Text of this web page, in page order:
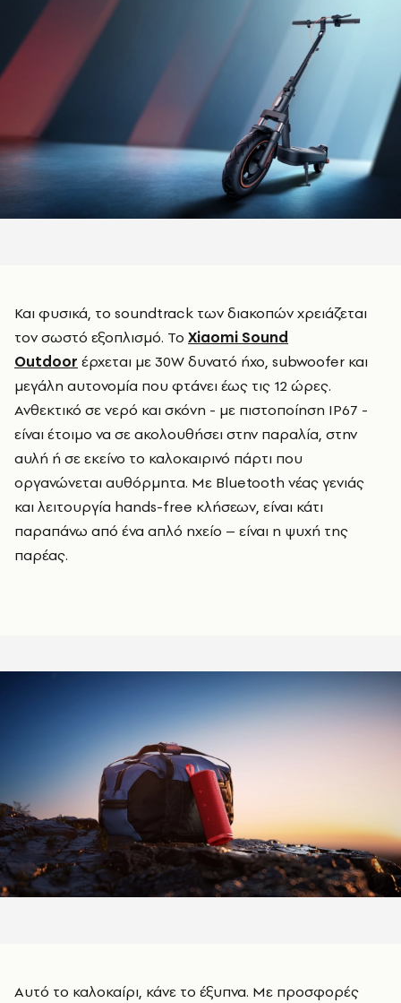
Και φυσικά, το soundtrack των διακοπών χρειάζεται
τον σωστό εξοπλισμό. Το Xiaomi Sound
Outdoor έρχεται με 30W δυνατό ήχο, subwoofer και
μεγάλη αυτονομία που φτάνει έως τις 12 ώρες.
Ανθεκτικό σε νερό και σκόνη - με πιστοποίηση IP67 -
είναι έτοιμο να σε ακολουθήσει στην παραλία, στην
αυλή ή σε εκείνο το καλοκαιρινό πάρτι που
οργανώνεται αυθόρμητα. Με Bluetooth νέας γενιάς
και λειτουργία hands-free κλήσεων, είναι κάτι
παραπάνω από ένα απλό ηχείο – είναι η ψυχή της
παρέας.
Αυτό το καλοκαίρι, κάνε το έξυπνα. Με προσφορές